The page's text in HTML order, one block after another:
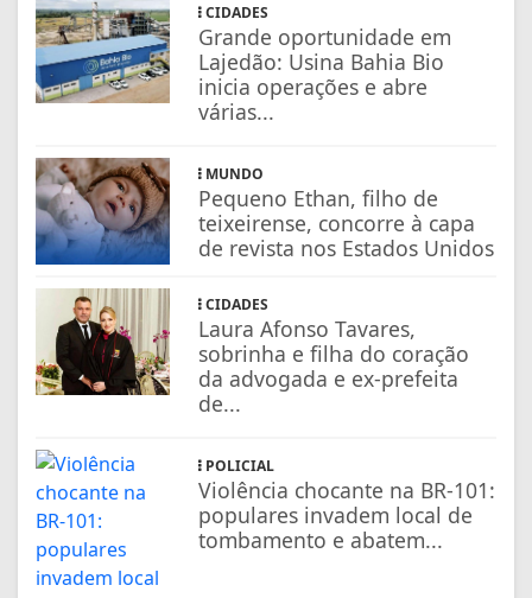
CIDADES
Grande oportunidade em
Lajedão: Usina Bahia Bio
inicia operações e abre
várias...
MUNDO
Pequeno Ethan, filho de
teixeirense, concorre à capa
de revista nos Estados Unidos
CIDADES
Laura Afonso Tavares,
sobrinha e filha do coração
da advogada e ex-prefeita
de...
POLICIAL
Violência chocante na BR-101:
populares invadem local de
tombamento e abatem...